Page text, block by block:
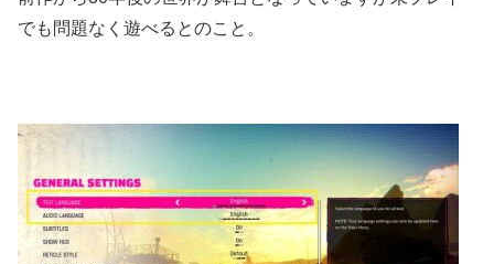
でも問題なく遊べるとのこと。